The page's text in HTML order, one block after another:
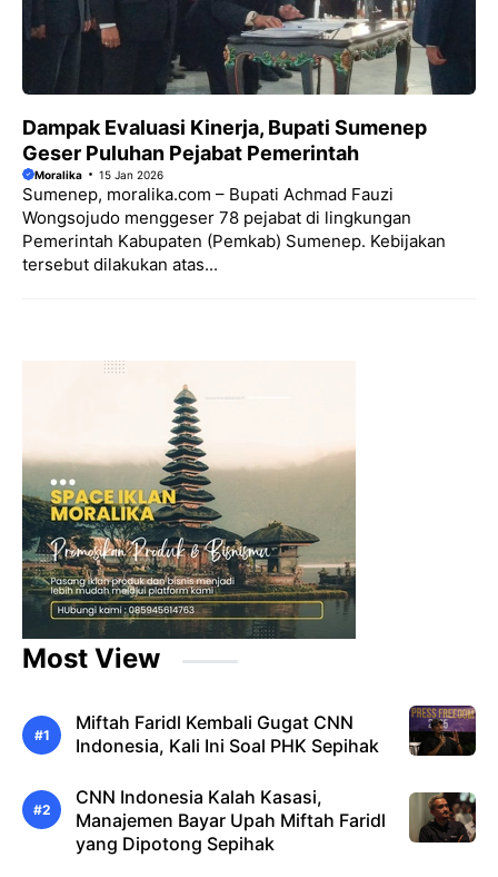
Dampak Evaluasi Kinerja, Bupati Sumenep
Geser Puluhan Pejabat Pemerintah
Moralika 15 Jan 2026
Sumenep, moralika.com – Bupati Achmad Fauzi
Wongsojudo menggeser 78 pejabat di lingkungan
Pemerintah Kabupaten (Pemkab) Sumenep. Kebijakan
tersebut dilakukan atas...
Most View
Miftah Faridl Kembali Gugat CNN
Indonesia, Kali Ini Soal PHK Sepihak
CNN Indonesia Kalah Kasasi,
Manajemen Bayar Upah Miftah Faridl
yang Dipotong Sepihak